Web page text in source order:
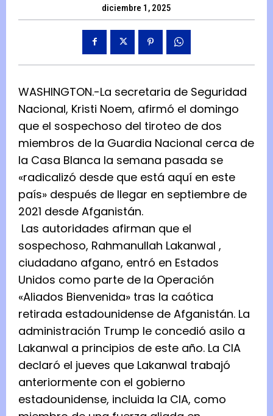
diciembre 1, 2025
WASHINGTON.-La secretaria de Seguridad
Nacional, Kristi Noem, afirmó el domingo
que el sospechoso del tiroteo de dos
miembros de la Guardia Nacional cerca de
la Casa Blanca la semana pasada se
«radicalizó desde que está aquí en este
país» después de llegar en septiembre de
2021 desde Afganistán.
Las autoridades afirman que el
sospechoso, Rahmanullah Lakanwal ,
ciudadano afgano, entró en Estados
Unidos como parte de la Operación
«Aliados Bienvenida» tras la caótica
retirada estadounidense de Afganistán. La
administración Trump le concedió asilo a
Lakanwal a principios de este año. La CIA
declaró el jueves que Lakanwal trabajó
anteriormente con el gobierno
estadounidense, incluida la CIA, como